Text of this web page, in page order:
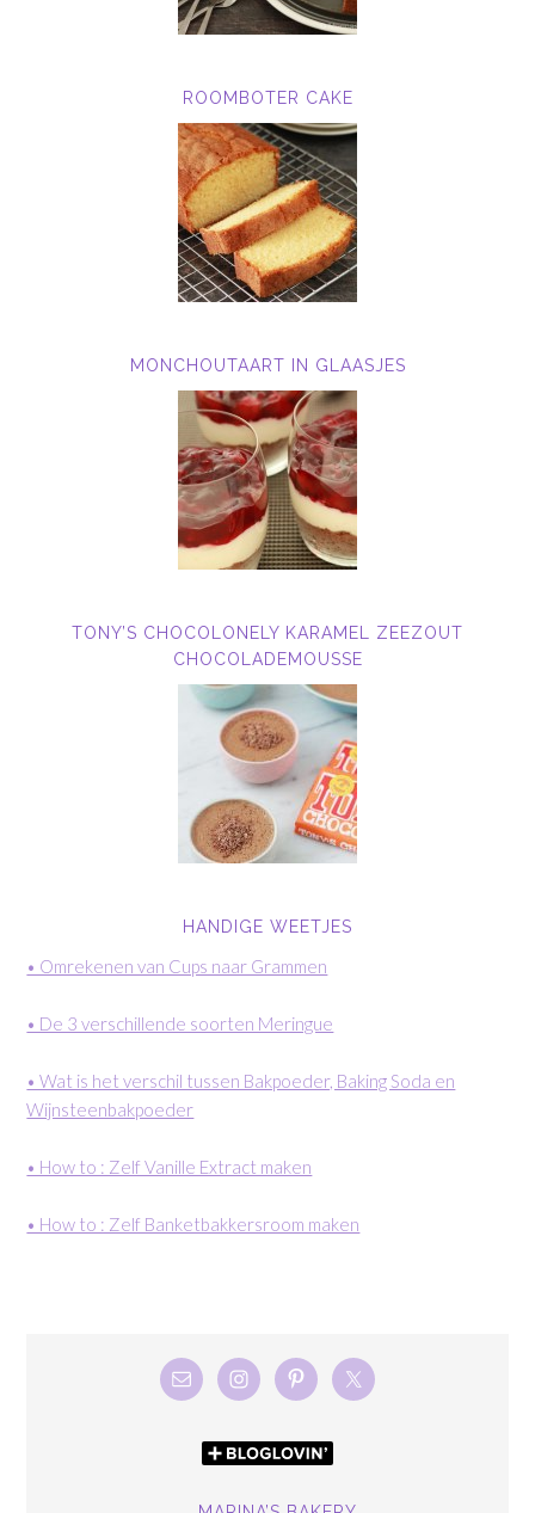
ROOMBOTER CAKE
MONCHOUTAART IN GLAASJES
TONY’S CHOCOLONELY KARAMEL ZEEZOUT
CHOCOLADEMOUSSE
HANDIGE WEETJES
• Omrekenen van Cups naar Grammen
• De 3 verschillende soorten Meringue
• Wat is het verschil tussen Bakpoeder, Baking Soda en
Wijnsteenbakpoeder
• How to : Zelf Vanille Extract maken
• How to : Zelf Banketbakkersroom maken